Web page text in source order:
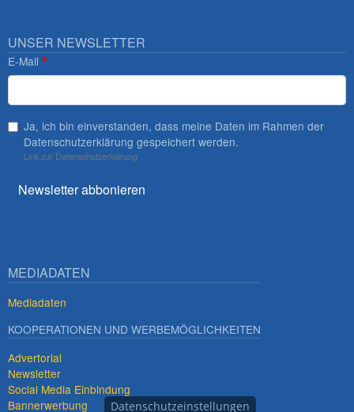
UNSER NEWSLETTER
E-Mail
Ja, ich bin einverstanden, dass meine Daten im Rahmen der
Datenschutzerklärung gespeichert werden.
Link zur Datenschutzerklärung
Newsletter abbonieren
MEDIADATEN
Mediadaten
KOOPERATIONEN UND WERBEMÖGLICHKEITEN
Advertorial
Newsletter
Social Media Einbindung
Bannerwerbung
Datenschutzeinstellungen